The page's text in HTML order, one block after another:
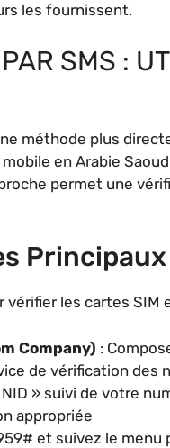
les fournissent.
SMS :
méthode plus
en Arabie
permet une
vérifier les cartes
Company) :
de vérification des
» suivi de votre
appropriée
et suivez le